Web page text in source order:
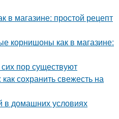
в магазине: простой рецепт
корнишоны как в магазине:
пор существуют
сохранить свежесть на
в домашних условиях